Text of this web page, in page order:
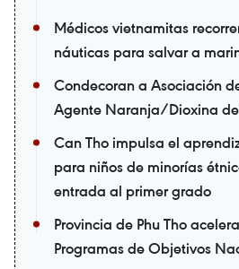
Médicos vietnamitas
náuticas para salvar a
Condecoran a Asociación
Agente Naranja/Dioxina
Can Tho impulsa el
para niños de minorías
entrada al primer grado
Provincia de Phu Tho
Programas de Objetivos